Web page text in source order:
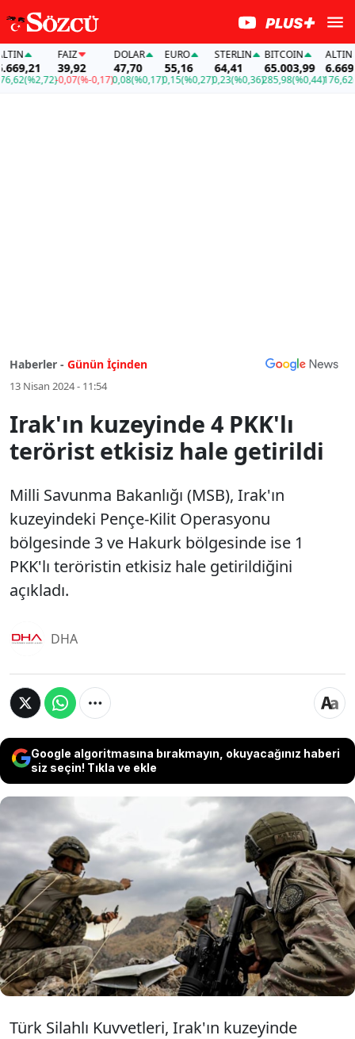
(%2,72)
FAİZ
39,92
-0,07(%-0,17)
DOLAR
47,70
0,08(%0,17)
EURO
55,16
0,15(%0,27)
STERLIN
64,41
0,23(%0,36)
BITCOIN
65.003,99
285,98(%0,44)
ALTIN
6.669,21
176,62
Haberler - Günün İçinden
13 Nisan 2024 - 11:54
Irak'ın kuzeyinde 4 PKK'lı
terörist etkisiz hale getirildi
Milli Savunma Bakanlığı (MSB), Irak'ın
kuzeyindeki Pençe-Kilit Operasyonu
bölgesinde 3 ve Hakurk bölgesinde ise 1
PKK'lı teröristin etkisiz hale getirildiğini
açıkladı.
DHA
Google algoritmasına bırakmayın, okuyacağınız haberi
siz seçin! Tıkla ve ekle
Milli Savunma Bakanlığı (MSB), Irak'ın
kuzeyindeki Pençe-Kilit Operasyonu
bölgesinde 3 ve Hakurk bölgesinde ise 1
PKK'lı teröristin etkisiz hale getirildiğini
açıkladı.
Türk Silahlı Kuvvetleri, Irak'ın kuzeyinde